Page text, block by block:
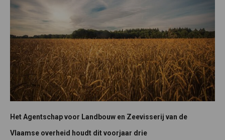
Het Agentschap voor Landbouw en Zeevisserij van de
Vlaamse overheid houdt dit voorjaar drie